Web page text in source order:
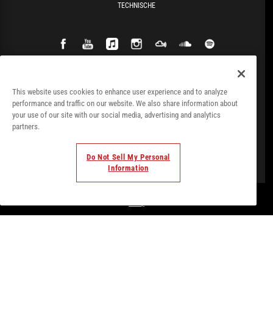
TECHNISCHE
This website uses cookies to enhance user experience and to analyze
performance and traffic on our website. We also share information about
your use of our site with our social media, advertising and analytics
partners.
Do Not Sell My Personal
Information